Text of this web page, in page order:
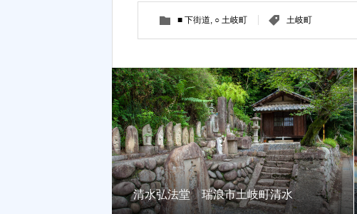
■ 下街道 ○ 土岐町 土岐町
清水弘法堂 瑞浪市土岐町清水